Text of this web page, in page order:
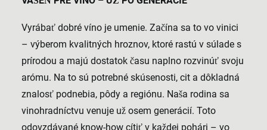
Vyrábať dobré víno je umenie. Začína sa to vo vinici
– výberom kvalitných hroznov, ktoré rastú v súlade s
prírodou a majú dostatok času naplno rozvinúť svoju
arómu. Na to sú potrebné skúsenosti, cit a dôkladná
znalosť podnebia, pôdy a regiónu. Naša rodina sa
vinohradníctvu venuje už osem generácií. Toto
odovzdávané know-how cítiť v každej pohári – vo